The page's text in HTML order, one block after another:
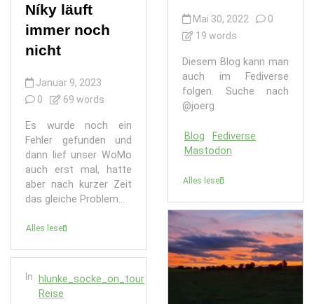
Níky läuft
immer noch
nicht
Januar 9, 2023
0
69 words
Es wurde noch ein
Fehler gefunden und
dann lief unser WoMo
auch erst mal, hatte
aber nach kurzer Zeit
das gleiche Problem...
Alles lesen
In
hlunke_socke_on_tour
Reise
Mai 30, 2022
0
19 words
Diesem Blog kann man
auch im Fediverse
folgen. Suche nach
@joerg
Blog
Fediverse
Mastodon
Alles lesen